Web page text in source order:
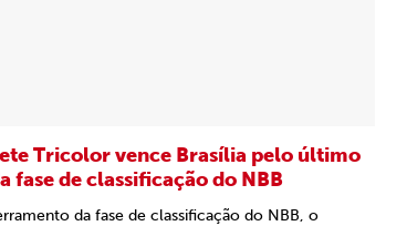
Tricolor vence Brasília pelo último
fase de classificação do NBB
da fase de classificação do NBB, o